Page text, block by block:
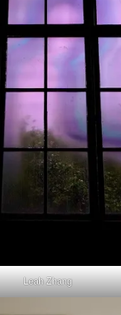
Leah Zhang